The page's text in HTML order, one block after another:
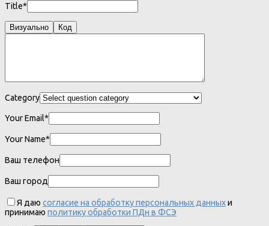
Title*
Визуально Код
Category
Your Email*
Your Name*
Ваш телефон
Ваш город
Я даю согласие на обработку персональных данныхи
принимаю политику обработки ПДн в ФСЭ